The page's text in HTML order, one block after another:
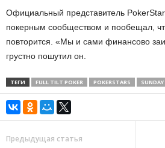
Официальный представитель
покерным сообществом и пообещал,
повторится. «Мы и сами финансово
грустно пошутил он.
ТЕГИ FULL TILT POKER POKERSTARS
Предыдущая статья